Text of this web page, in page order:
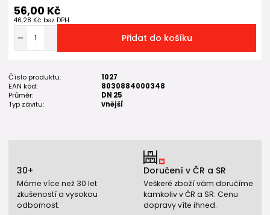
56,00 Kč
46,28 Kč bez DPH
Přidat do košíku
Číslo produktu:
1027
EAN kód:
8030884000348
Průměr:
DN 25
Typ závitu:
vnější
30+
Máme více než 30 let
zkušeností a vysokou
odbornost.
Doručení v ČR a SR
Veškeré zboží vám doručíme
kamkoliv v ČR a SR. Cenu
dopravy víte ihned.